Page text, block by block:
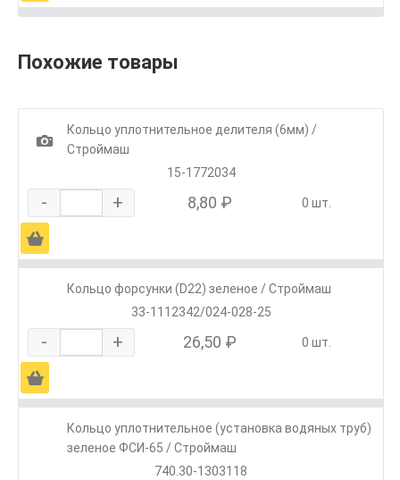
Похожие товары
1
Кольцо уплотнительное делителя (6мм) /
Строймаш
15-1772034
- + 8,80 ₽ 0 шт.
Ä
Кольцо форсунки (D22) зеленое / Строймаш
33-1112342/024-028-25
- + 26,50 ₽ 0 шт.
Ä
Кольцо уплотнительное (установка водяных труб)
зеленое ФСИ-65 / Строймаш
740.30-1303118